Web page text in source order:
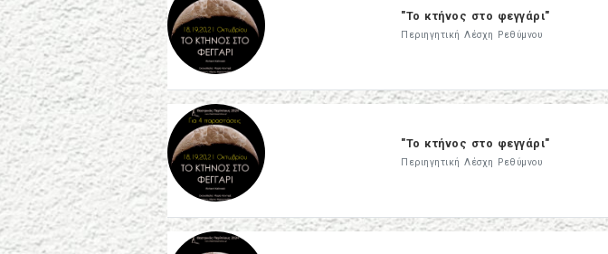
"Το κτήνος στο φεγγάρι"
Περιηγητική Λέσχη Ρεθύμνου
"Το κτήνος στο φεγγάρι"
Περιηγητική Λέσχη Ρεθύμνου